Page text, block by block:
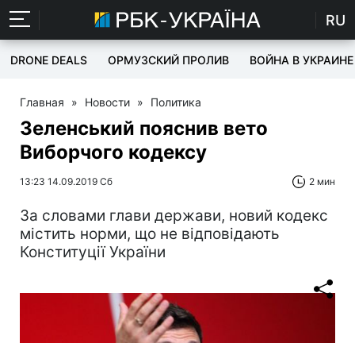
RU
DRONE DEALS ОРМУЗСКИЙ ПРОЛИВ ВОЙНА В УКРАИНЕ
Главная » Новости » Политика
Зеленський пояснив вето
Виборчого кодексу
13:23 14.09.2019 Сб 2 мин
За словами глави держави, новий кодекс
містить норми, що не відповідають
Конституції України